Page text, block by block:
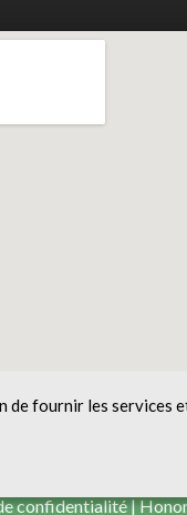
confidentialité|
de fournir les services